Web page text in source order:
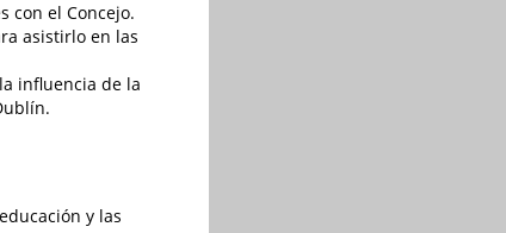
con el Concejo.
asistirlo en las
influencia de la
y las